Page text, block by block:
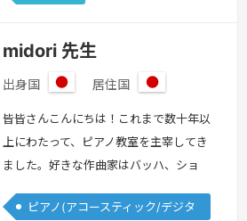
midori 先生
出身国
本
居住国
本
皆皆さんこんにちは！これまで数十年以
上にわたって、ピアノ教室を主宰してき
ました。好きな作曲家はバッハ、ショ
る曲はショパンバラード１番や幻想即
ピアノ(アコースティック/デジタ